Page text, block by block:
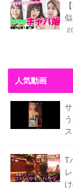
人気動画
T